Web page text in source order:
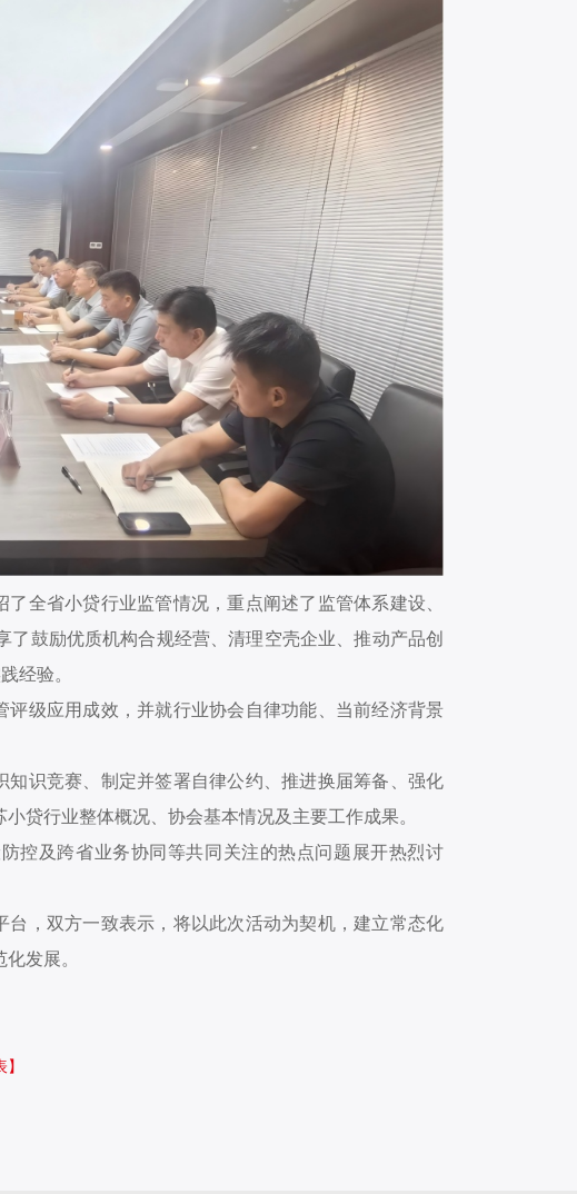
全省小贷行业监管情况，重点阐述了监管体系建设、
鼓励优质机构合规经营、清理空壳企业、推动产品创
经验。
级应用成效，并就行业协会自律功能、当前经济背景
识竞赛、制定并签署自律公约、推进换届筹备、强化
贷行业整体概况、协会基本情况及主要工作成果。
控及跨省业务协同等共同关注的热点问题展开热烈讨
，双方一致表示，将以此次活动为契机，建立常态化
发展。